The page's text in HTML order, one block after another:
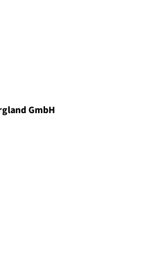
GmbH